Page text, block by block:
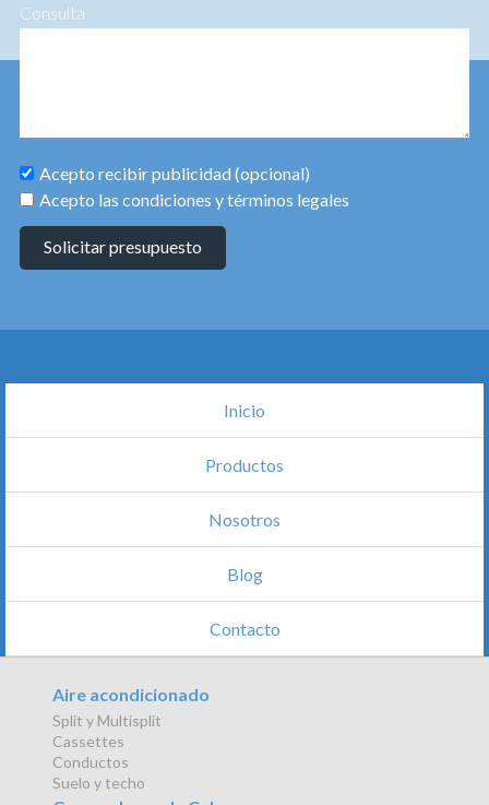
Consulta
Acepto recibir publicidad (opcional)
Acepto las condiciones y términos legales
Solicitar presupuesto
Inicio
Productos
Nosotros
Blog
Contacto
Aire acondicionado
Split y Multisplit
Cassettes
Conductos
Suelo y techo